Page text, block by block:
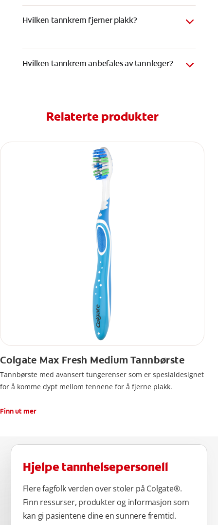
Hvilken tannkrem fjerner plakk?
Hvilken tannkrem anbefales av tannleger?
Relaterte produkter
Colgate Max Fresh Medium Tannbørste
Tannbørste med avansert tungerenser som er spesialdesignet
for å komme dypt mellom tennene for å fjerne plakk.
Finn ut mer
Hjelpe tannhelsepersonell
Flere fagfolk verden over stoler på Colgate®.
Finn ressurser, produkter og informasjon som
kan gi pasientene dine en sunnere fremtid.